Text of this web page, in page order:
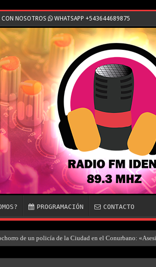
NOSOTROS WHATSAPP +543644689875
PROGRAMACIÓN CONTACTO
de un policía de la Ciudad en el Conurbano: